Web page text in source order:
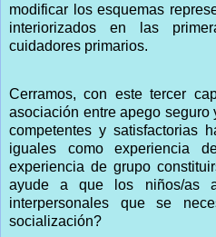
modificar los esquemas
interiorizados en las
cuidadores primarios.
Cerramos, con este tercer
asociación entre apego
competentes y satisfactorias
iguales como experiencia
experiencia de grupo
ayude a que los niños/as
interpersonales que se
socialización?